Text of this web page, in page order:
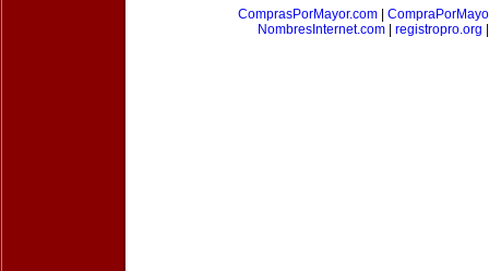
ComprasPorMayor.com
NombresInternet.com
registropro.org